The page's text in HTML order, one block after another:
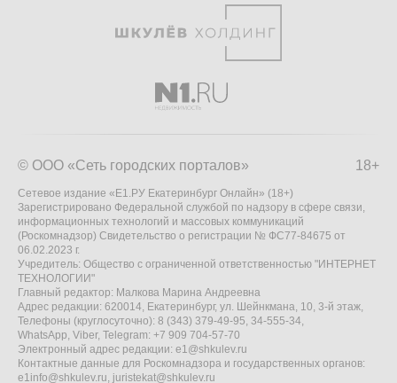
18+
© ООО «Сеть городских порталов»
Сетевое издание «Е1.РУ Екатеринбург Онлайн» (18+)
Зарегистрировано Федеральной службой по надзору в сфере связи,
информационных технологий и массовых коммуникаций
(Роскомнадзор) Свидетельство о регистрации № ФС77-84675 от
06.02.2023 г.
Учредитель: Общество с ограниченной ответственностью "ИНТЕРНЕТ
ТЕХНОЛОГИИ"
Главный редактор: Малкова Марина Андреевна
Адрес редакции: 620014, Екатеринбург, ул. Шейнкмана, 10, 3-й этаж,
Телефоны (круглосуточно): 8 (343) 379-49-95, 34-555-34,
WhatsApp, Viber, Telegram: +7 909 704-57-70
Электронный адрес редакции: e1@shkulev.ru
Контактные данные для Роскомнадзора и государственных органов:
e1info@shkulev.ru, juristekat@shkulev.ru